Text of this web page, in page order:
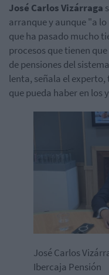
José CarlosVizárraga
arranque y aunque "a
que ha pasado mucho
procesos que tienen
de pensiones del
lenta, señala el
que pueda haber en los
José Carlos
Ibercaja Pensión